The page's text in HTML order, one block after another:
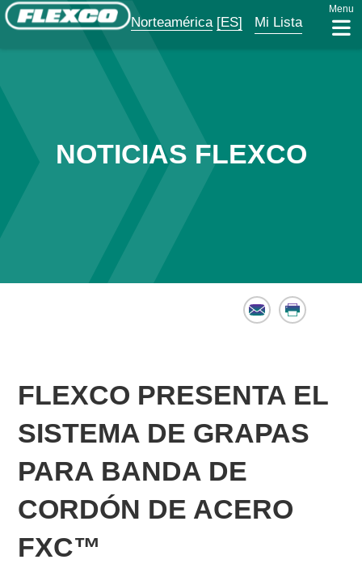
Norteamérica [ES] Mi Lista
Menu
NOTICIAS FLEXCO
Email Print
FLEXCO PRESENTA EL
SISTEMA DE GRAPAS
PARA BANDA DE
CORDÓN DE ACERO
FXC™